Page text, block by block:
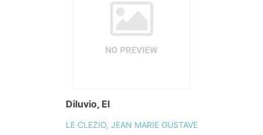
Diluvio, El
LE CLEZIO, JEAN MARIE GUSTAVE